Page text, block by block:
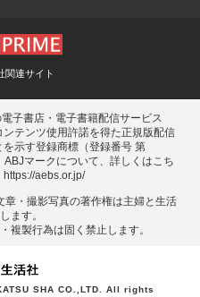
関連サイト
子書店・電子書籍配信サービス
テンツ使用許諾を得た正規版配信
示す登録商標（登録番号 第
マークについて、詳しくはこち
https://aebs.or.jp/
・撮影写真の著作権は主婦と⽣活
ます。
複製⾏為は固く禁⽌します。
SHA CO.,LTD. All rights